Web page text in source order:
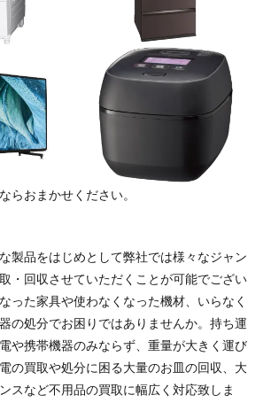
らおまかせください。
製品をはじめとして弊社では様々なジャン
・回収させていただくことが可能でござい
った家具や使わなくなった機材、いらなく
の処分でお困りではありませんか。持ち運
や携帯機器のみならず、重量が大きく運び
の買取や処分に困る大量のお皿の回収、大
スなど不用品の買取に幅広く対応致しま